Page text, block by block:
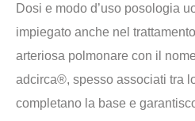
Dosi e modo d’uso posologia
impiegato anche nel
arteriosa polmonare con il
adcirca®, spesso associati tra
completano la base e